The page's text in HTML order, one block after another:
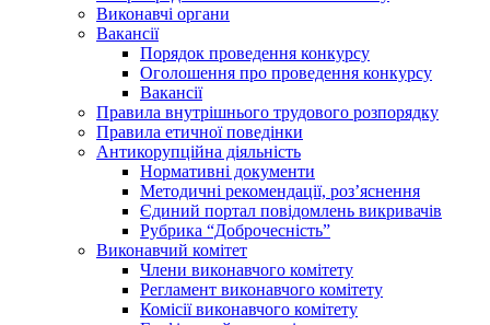
Виконавчі органи
Вакансії
Порядок проведення конкурсу
Оголошення про проведення конкурсу
Вакансії
Правила внутрішнього трудового розпорядку
Правила етичної поведінки
Антикорупційна діяльність
Нормативні документи
Методичні рекомендації, роз’яснення
Єдиний портал повідомлень викривачів
Рубрика “Доброчесність”
Виконавчий комітет
Члени виконавчого комітету
Регламент виконавчого комітету
Комісії виконавчого комітету